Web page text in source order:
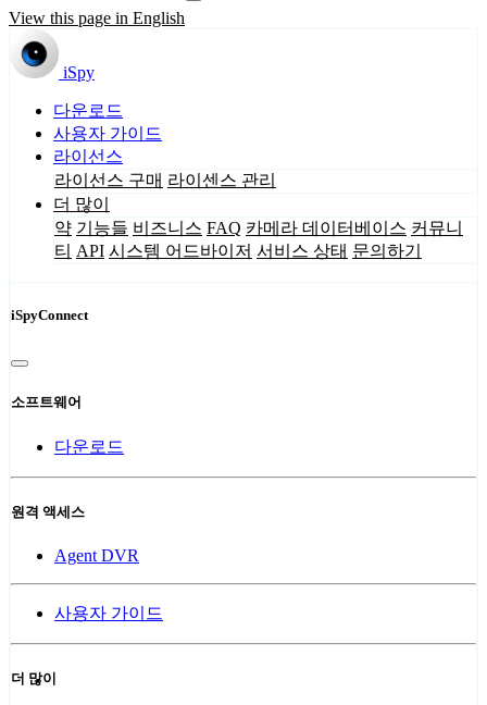
View this page in English
iSpy
다운로드
사용자 가이드
라이선스
라이선스 구매 라이센스 관리
더 많이
약 기능들 비즈니스 FAQ 카메라 데이터베이스 커뮤니
티 API 시스템 어드바이저 서비스 상태 문의하기
iSpyConnect
소프트웨어
다운로드
원격 액세스
Agent DVR
사용자 가이드
더 많이